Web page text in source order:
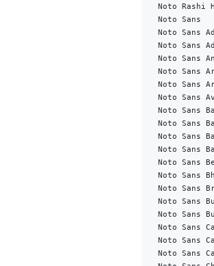
Noto Rashi
Noto Sans
Noto Sans
Noto Sans
Noto Sans
Noto Sans
Noto Sans
Noto Sans
Noto Sans
Noto Sans
Noto Sans
Noto Sans
Noto Sans
Noto Sans
Noto Sans
Noto Sans
Noto Sans
Noto Sans
Noto Sans
Noto Sans